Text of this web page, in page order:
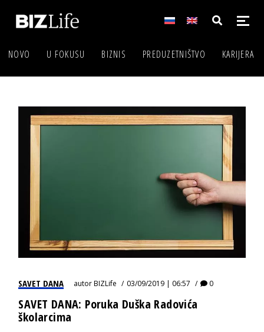
NOVO U FOKUSU BIZNIS PREDUZETNIŠTVO KARIJERA
SAVET DANA autorBIZLife 03/09/2019 | 06:57 0
SAVET DANA: Poruka Duška Radovića
školarcima